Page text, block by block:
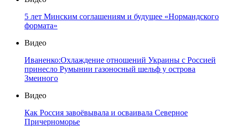
5 лет Минским соглашениям и будущее «Нормандского
формата»
Видео
Иваненко:Охлаждение отношений Украины с Россией
принесло Румынии газоносный шельф у острова
Змеиного
Видео
Как Россия завоёвывала и осваивала Северное
Причерноморье